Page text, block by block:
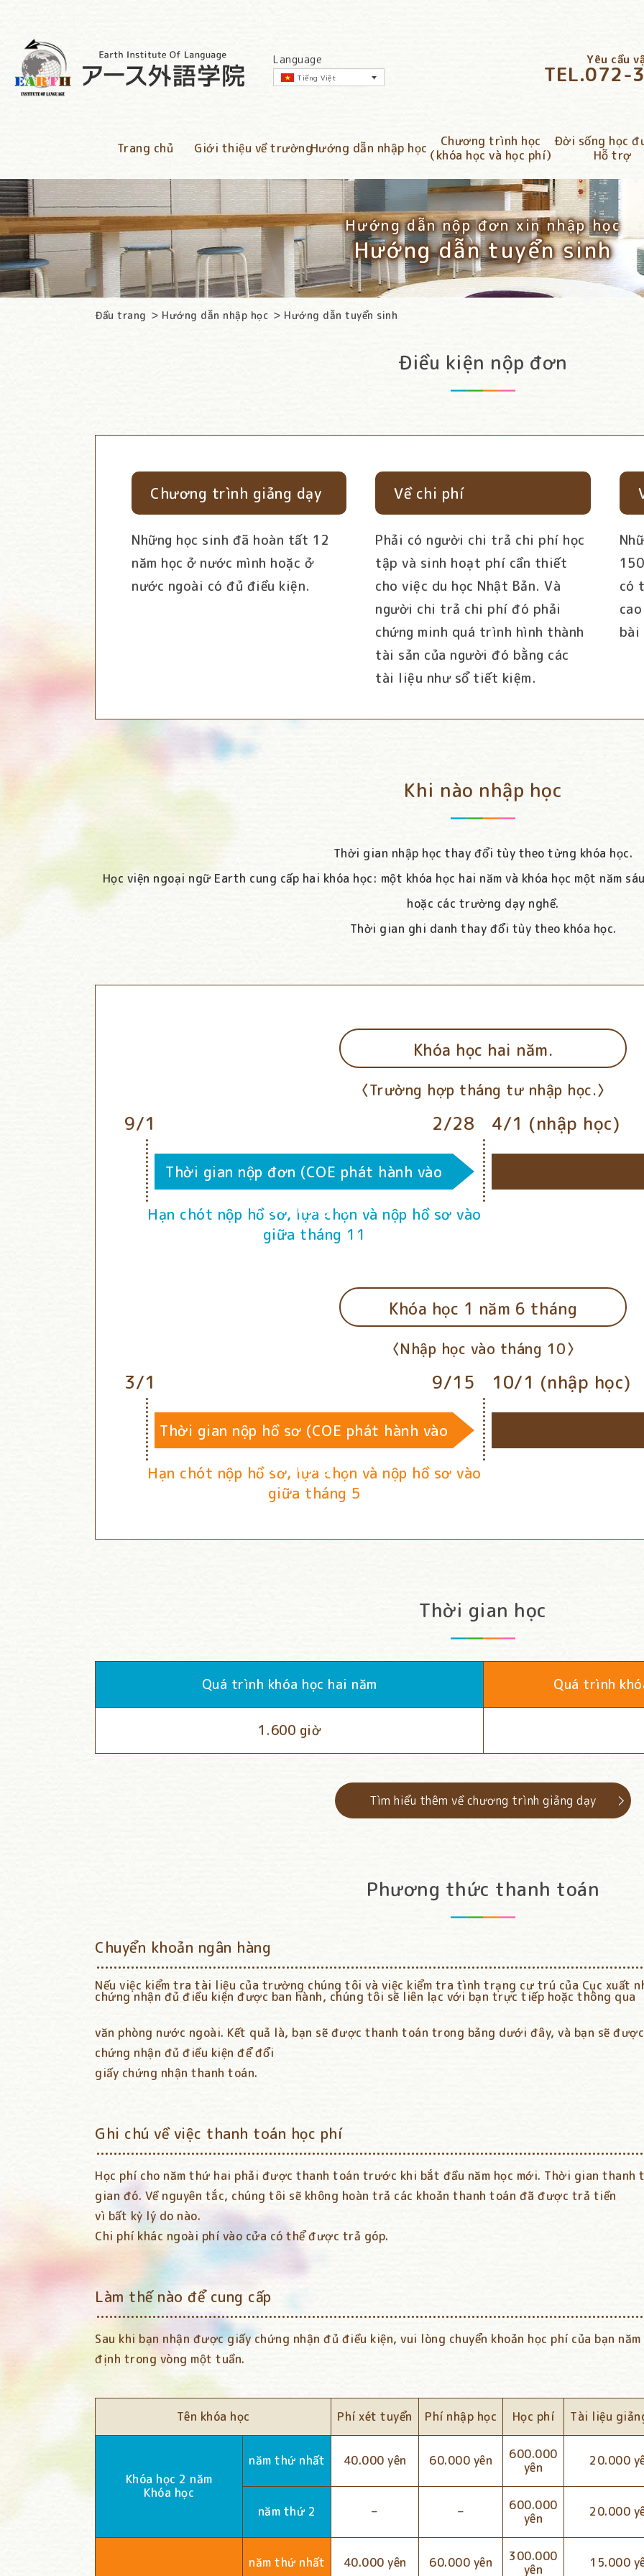
Language
Tiếng Việt
Yêu cầu
TEL.072-
Trang chủ Giới thiệu về trườngHướng dẫn nhập học
Chương trình học
（khóa học và học phí）
Đời sống học
Hỗ trợ
Hướng dẫn nộp đơn xin nhập học
Hướng dẫn tuyển sinh
Đầu trang Hướng dẫn nhập học Hướng dẫn tuyển sinh
Điều kiện nộp đơn
Chương trình giảng dạy
Những học sinh đã hoàn tất 12
năm học ở nước mình hoặc ở
nước ngoài có đủ điều kiện.
Về chi phí
Phải có người chi trả chi phí học
tập và sinh hoạt phí cần thiết
cho việc du học Nhật Bản. Và
người chi trả chi phí đó phải
chứng minh quá trình hình thành
tài sản của người đó bằng các
tài liệu như sổ tiết kiệm.
có
bài
Khi nào nhập học
Thời gian nhập học thay đổi tùy theo từng khóa học.
Học viện ngoại ngữ Earth cung cấp hai khóa học: một khóa học hai năm và khóa học một năm
hoặc các trường dạy nghề.
Thời gian ghi danh thay đổi tùy theo khóa học.
Khóa học hai năm.
Trường hợp tháng tư nhập học.
9/1 2/28 4/1 (nhập học)
Thời gian nộp đơn (COE phát hành vào
cuối tháng 2)
Hạn chót nộp hồ sơ, lựa chọn và nộp hồ sơ vào
giữa tháng 11
Khóa học 1 năm 6 tháng
Nhập học vào tháng 10
3/1 9/15 10/1 (nhập học)
Thời gian nộp hồ sơ (COE phát hành vào
cuối tháng 8)
Hạn chót nộp hồ sơ, lựa chọn và nộp hồ sơ vào
giữa tháng 5
Thời gian học
Quá trình khóa học hai năm Quá trình
1.600 giờ
Tìm hiểu thêm về chương trình giảng dạy
Phương thức thanh toán
Chuyển khoản ngân hàng
Nếu việc kiểm tra tài liệu của trường chúng tôi và việc kiểm tra tình trạng cư trú của Cục xuất
chứng nhận đủ điều kiện được ban hành, chúng tôi sẽ liên lạc với bạn trực tiếp hoặc thông qua
văn phòng nước ngoài. Kết quả là, bạn sẽ được thanh toán trong bảng dưới đây, và bạn sẽ
chứng nhận đủ điều kiện để đổi
giấy chứng nhận thanh toán.
Ghi chú về việc thanh toán học phí
Học phí cho năm thứ hai phải được thanh toán trước khi bắt đầu năm học mới. Thời gian
gian đó. Về nguyên tắc, chúng tôi sẽ không hoàn trả các khoản thanh toán đã được trả tiền
vì bất kỳ lý do nào.
Chi phí khác ngoài phí vào cửa có thể được trả góp.
Làm thế nào để cung cấp
Sau khi bạn nhận được giấy chứng nhận đủ điều kiện, vui lòng chuyển khoản học phí của bạn
định trong vòng một tuần.
Tên khóa học Phí xét tuyển Phí nhập học Học phí Tài liệu
Khóa học 2 năm
Khóa học
năm thứ nhất 40.000 yên 60.000 yên
600.000
yên
20.000
năm thứ 2 – –
600.000
yên
20.000
năm thứ nhất 40.000 yên 60.000 yên
300.000
yên
15.000